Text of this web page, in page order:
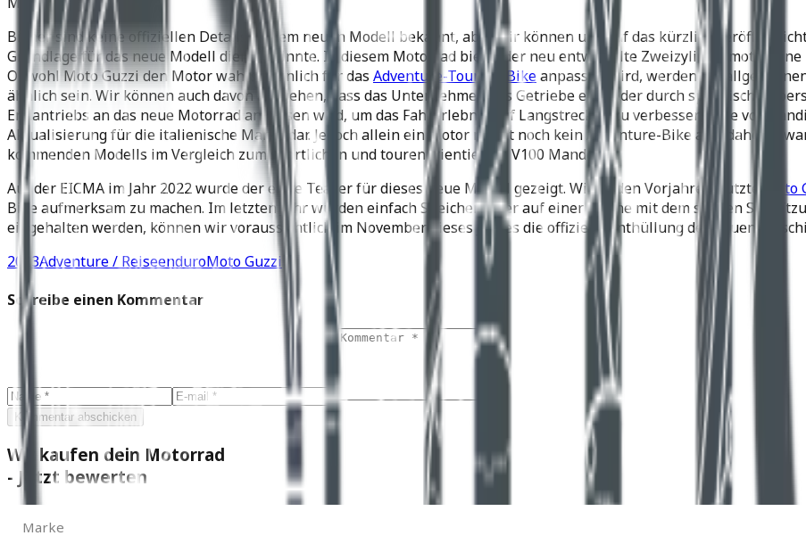
Bisher sind keine offiziellen Details zu dem neuen Modell bekannt, aber wir können uns auf das kürzlich
Grundlage für das neue Modell dienen könnte. In diesem Motorrad bietet der neu entwickelte Zweizylindermotor eine
Obwohl Moto Guzzi den Motor wahrscheinlich für das Adventure-Touring-Bike anpassen wird, werden die
ähnlich sein. Wir können auch davon ausgehen, dass das Unternehmen das Getriebe entweder durch spezifische
Endantriebs an das neue Motorrad anpassen wird, um das Fahrerlebnis auf Langstrecken zu verbessern. Die
Aktualisierung für die italienische Marke dar. Jedoch allein ein Motor macht noch kein Adventure-Bike aus, daher
kommenden Modells im Vergleich zum sportlichen und tourenorientierten V100 Mandello.
Auf der EICMA im Jahr 2022 wurde der erste Teaser für dieses neue Modell gezeigt. Wie in den Vorjahren nutzte Moto
Bike aufmerksam zu machen. Im letzten Jahr wurden einfach Speichenräder auf einer Bühne mit dem stolzen
eingehalten werden, können wir voraussichtlich im November dieses Jahres die offizielle Enthüllung der neuen
2023Adventure / ReiseenduroMoto Guzzi
Schreibe einen Kommentar
Kommentar abschicken
Wir kaufen dein Motorrad
- Jetzt bewerten
Marke